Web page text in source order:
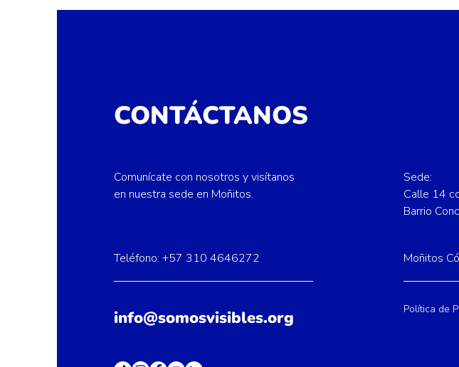
CONTÁCTANOS
Comunícate con nosotros y visítanos
en nuestra sede en Moñitos.
Teléfono: +57 310 4646272
info@somosvisibles.org
Sede:
Calle 14
Barrio
Moñitos
Política de